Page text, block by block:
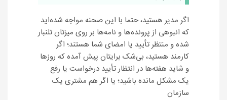
اگر مدیر هستید، حتما با این صحنه مواجه شده‌اید
که انبوهی از پرونده‌ها و نامه‌ها بر روی میزتان تلنبار
شده و منتظر تأیید یا امضای شما هستند؛ اگر
کارمند هستید، بی‌شک برایتان پیش آمده که روزها
و شاید هفته‌ها در انتظار تأیید درخواست یا رفع
یک مشکل مانده باشید؛ یا اگر هم مشتری یک
سازمان